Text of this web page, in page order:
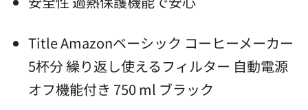
Title Amazonベーシック コーヒーメーカー
5杯分 繰り返し使えるフィルター 自動電源
オフ機能付き 750 ml ブラック